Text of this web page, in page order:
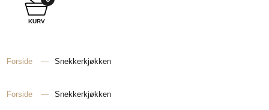
KURV
Forside — Snekkerkjøkken
Forside — Snekkerkjøkken